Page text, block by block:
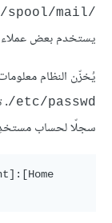
/var/spool/mail/
يستخدم بعض عملاء
يُخزّن النظام
etc/passwd/
.
سجلّا لحساب